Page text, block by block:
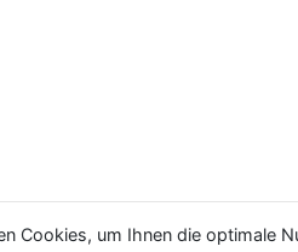
Cookies, um Ihnen die optimale